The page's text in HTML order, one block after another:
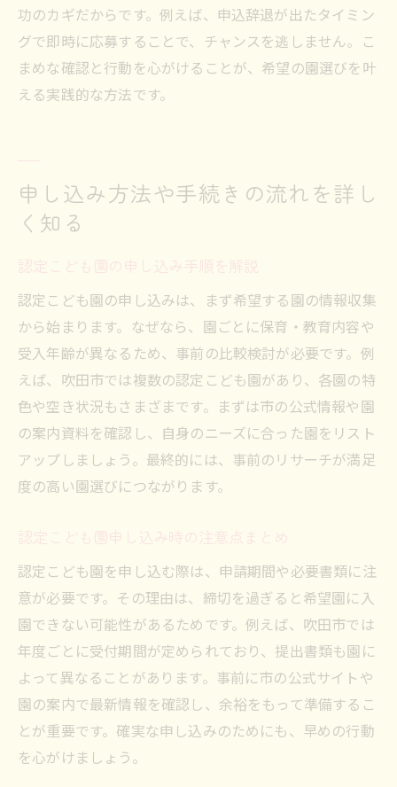
功のカギだからです。例えば、申込辞退が出たタイミン
グで即時に応募することで、チャンスを逃しません。こ
まめな確認と行動を心がけることが、希望の園選びを叶
える実践的な方法です。
申し込み方法や手続きの流れを詳し
く知る
認定こども園の申し込み手順を解説
認定こども園の申し込みは、まず希望する園の情報収集
から始まります。なぜなら、園ごとに保育・教育内容や
受入年齢が異なるため、事前の比較検討が必要です。例
えば、吹田市では複数の認定こども園があり、各園の特
色や空き状況もさまざまです。まずは市の公式情報や園
の案内資料を確認し、自身のニーズに合った園をリスト
アップしましょう。最終的には、事前のリサーチが満足
度の高い園選びにつながります。
認定こども園申し込み時の注意点まとめ
認定こども園を申し込む際は、申請期間や必要書類に注
意が必要です。その理由は、締切を過ぎると希望園に入
園できない可能性があるためです。例えば、吹田市では
年度ごとに受付期間が定められており、提出書類も園に
よって異なることがあります。事前に市の公式サイトや
園の案内で最新情報を確認し、余裕をもって準備するこ
とが重要です。確実な申し込みのためにも、早めの行動
を心がけましょう。